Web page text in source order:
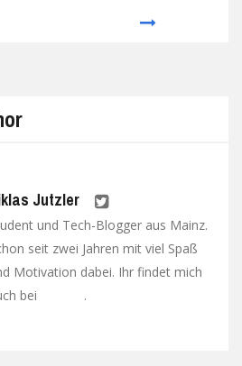
Jutzler
und Tech-Blogger aus Mainz.
seit zwei Jahren mit viel Spaß
Motivation dabei. Ihr findet mich
bei
.